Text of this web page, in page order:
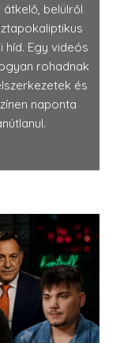
belülről
Egy videós
rohadnak
és
naponta